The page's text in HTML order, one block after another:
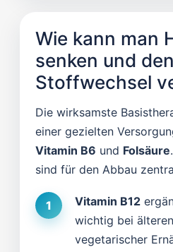
Wie kann man
senken und den
Stoffwechsel
Die wirksamste
einer gezielten
Vitamin B6 und Folsäure
sind für den Abbau
Vitamin B12
wichtig bei
vegetarischer